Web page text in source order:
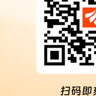
其他
报告期
损益(元)
期末
价值(